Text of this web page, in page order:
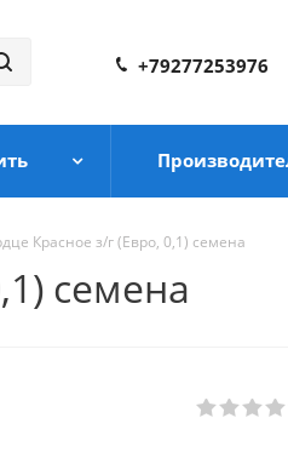
+79277253976
Красное з/г (Евро, 0,1) семена
семена